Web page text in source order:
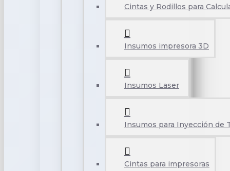
Cintas y Rodillos para
Insumos impresora 3D
Insumos Laser
Insumos para Inyección de
Cintas para impresoras